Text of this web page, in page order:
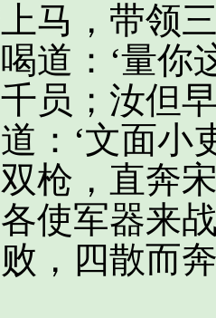
马，带领
道：‘量你
员；汝但
：‘文面小
枪，直奔
使军器来
，四散而